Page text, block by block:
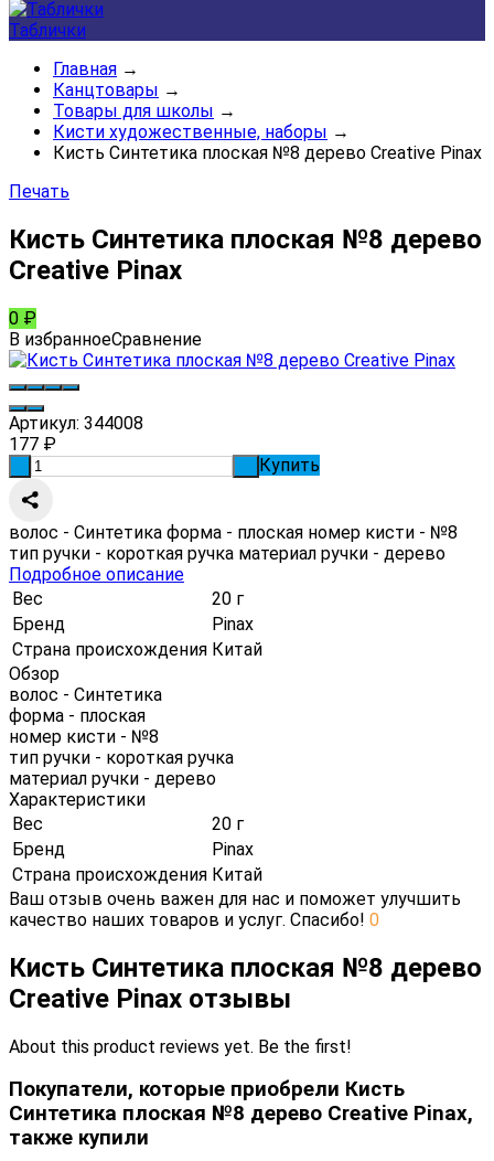
Таблички
Главная →
Канцтовары →
Товары для школы →
Кисти художественные, наборы →
Кисть Синтетика плоская №8 дерево Creative Pinax
Печать
Кисть Синтетика плоская №8 дерево
Creative Pinax
0 ₽
В избранноеСравнение
Артикул: 344008
177 ₽
Купить
волос - Синтетика форма - плоская номер кисти - №8
тип ручки - короткая ручка материал ручки - дерево
Подробное описание
Вес
20 г
Бренд
Pinax
Страна происхождения Китай
Обзор
волос - Синтетика
форма - плоская
номер кисти - №8
тип ручки - короткая ручка
материал ручки - дерево
Характеристики
Вес
20 г
Бренд
Pinax
Страна происхождения Китай
Ваш отзыв очень важен для нас и поможет улучшить
качество наших товаров и услуг. Спасибо! 0
Кисть Синтетика плоская №8 дерево
Creative Pinax отзывы
About this product reviews yet. Be the first!
Покупатели, которые приобрели Кисть
Синтетика плоская №8 дерево Creative Pinax,
также купили